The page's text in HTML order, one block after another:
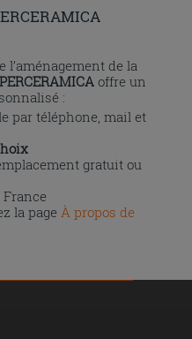
l’aménagement de la
offre un
:
par téléphone, mail et
gratuit ou
la page À propos de